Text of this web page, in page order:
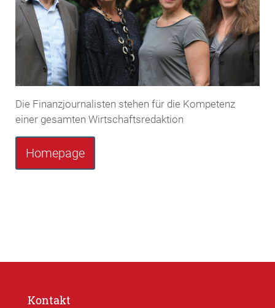
Die Finanzjournalisten stehen für die Kompetenz
einer gesamten Wirtschaftsredaktion
Homepage
Kontakt